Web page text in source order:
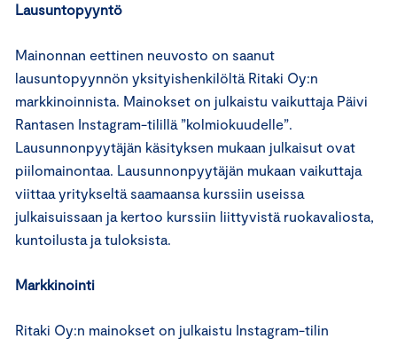
Lausuntopyyntö
Mainonnan eettinen neuvosto on saanut
lausuntopyynnön yksityishenkilöltä Ritaki Oy:n
markkinoinnista. Mainokset on julkaistu vaikuttaja Päivi
Rantasen Instagram-tilillä ”kolmiokuudelle”.
Lausunnonpyytäjän käsityksen mukaan julkaisut ovat
piilomainontaa. Lausunnonpyytäjän mukaan vaikuttaja
viittaa yritykseltä saamaansa kurssiin useissa
julkaisuissaan ja kertoo kurssiin liittyvistä ruokavaliosta,
kuntoilusta ja tuloksista.
Markkinointi
Ritaki Oy:n mainokset on julkaistu Instagram-tilin